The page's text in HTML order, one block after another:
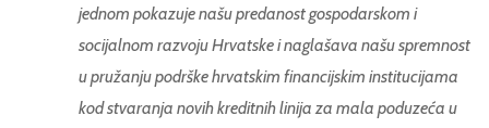
jednom pokazuje našu predanost gospodarskom i
socijalnom razvoju Hrvatske i naglašava našu spremnost
u pružanju podrške hrvatskim financijskim institucijama
kod stvaranja novih kreditnih linija za mala poduzeća u